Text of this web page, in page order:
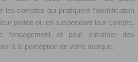
les comptes qui pratiquent l’identification
portée ou en suspendant leur compte.
l’engagement et peut entraîner des
à la perception de votre marque.